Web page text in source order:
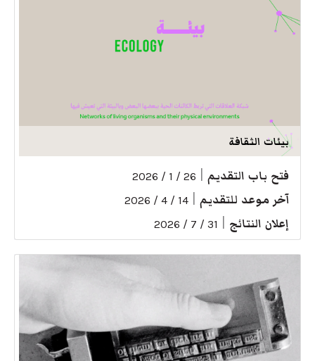
بيئات الثقافة
فتح باب التقديم 26 / 1 / 2026
آخر موعد للتقديم 14 / 4 / 2026
إعلان النتائج 31 / 7 / 2026